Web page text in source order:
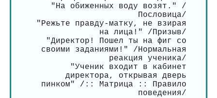
"На обиженных воду возят." /
Пословица/
"Режьте правду-матку, не взирая
на лица!" /Призыв/
"Директор! Пошел ты на фиг со
своими заданиями!" /Нормальная
реакция ученика/
"Ученик входит в кабинет
директора, открывая дверь
пинком" /:: Матрица :: Правило
поведения/